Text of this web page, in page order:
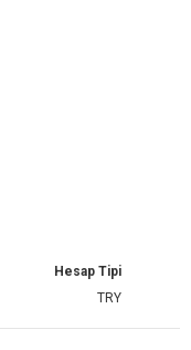
Hesap Tipi
TRY